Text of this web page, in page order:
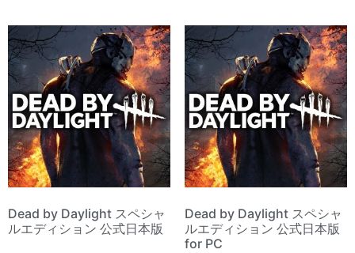
Dead by Daylight スペシャ
ルエディション 公式日本版
Dead by Daylight スペシャ
ルエディション 公式日本版
for PC